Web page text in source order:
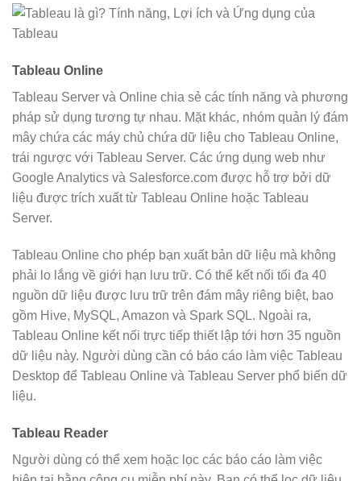
Tableau Online
Tableau Server và Online chia sẻ các tính năng và phương
pháp sử dụng tương tự nhau. Mặt khác, nhóm quản lý đám
mây chứa các máy chủ chứa dữ liệu cho Tableau Online,
trái ngược với Tableau Server. Các ứng dụng web như
Google Analytics và Salesforce.com được hỗ trợ bởi dữ
liệu được trích xuất từ Tableau Online hoặc Tableau
Server.
Tableau Online cho phép bạn xuất bản dữ liệu mà không
phải lo lắng về giới hạn lưu trữ. Có thể kết nối tối đa 40
nguồn dữ liệu được lưu trữ trên đám mây riêng biệt, bao
gồm Hive, MySQL, Amazon và Spark SQL. Ngoài ra,
Tableau Online kết nối trực tiếp thiết lập tới hơn 35 nguồn
dữ liệu này. Người dùng cần có báo cáo làm việc Tableau
Desktop để Tableau Online và Tableau Server phổ biến dữ
liệu.
Tableau Reader
Người dùng có thể xem hoặc lọc các báo cáo làm việc